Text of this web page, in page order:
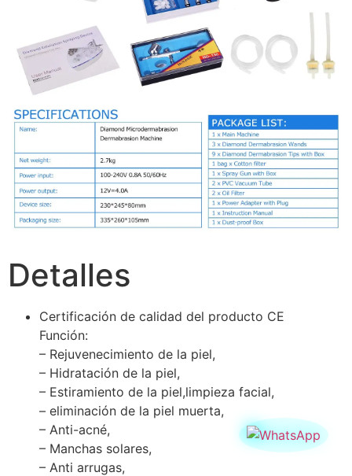
Detalles
Certificación de calidad del producto CE
Función:
– Rejuvenecimiento de la piel,
– Hidratación de la piel,
– Estiramiento de la piel,limpieza facial,
– eliminación de la piel muerta,
– Anti-acné,
– Manchas solares,
– Anti arrugas,